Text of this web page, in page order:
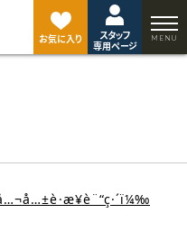
お気に入り
スタッフ
専用ページ